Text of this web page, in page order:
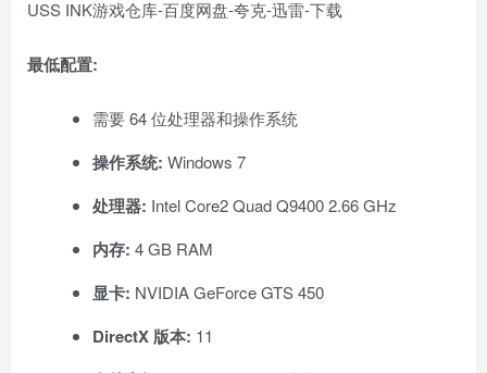
最低配置:
需要 64 位处理器和操作系统
操作系统: Windows 7
处理器: Intel Core2 Quad Q9400 2.66 GHz
内存: 4 GB RAM
显卡: NVIDIA GeForce GTS 450
DirectX 版本: 11